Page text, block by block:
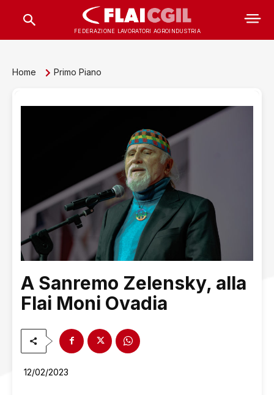
FEDERAZIONE LAVORATORI AGROINDUSTRIA
Home Primo Piano
A Sanremo Zelensky, alla
Flai Moni Ovadia
12/02/2023